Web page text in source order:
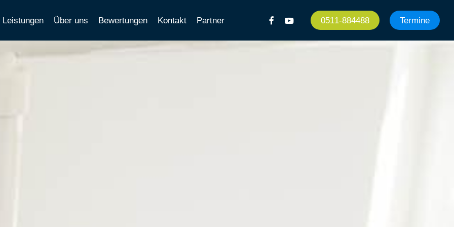
Leistungen Über uns Bewertungen Kontakt Partner facebookyoutube 0511-884488 Termine